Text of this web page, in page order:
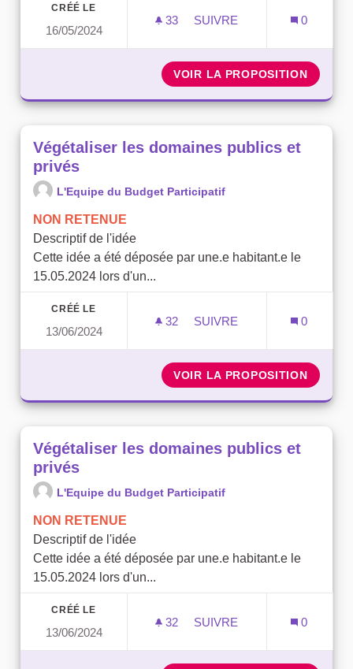
CRÉÉ LE
16/05/2024
33 33 ABONNÉS
SUIVRE
0
VOIR LA PROPOSITION
Végétaliser les domaines publics et
privés
L'Equipe du Budget Participatif
NON RETENUE
Descriptif de l'idée
Cette idée a été déposée par une.e habitant.e le
15.05.2024 lors d'un...
CRÉÉ LE
13/06/2024
32 32 ABONNÉS
SUIVRE
0
VOIR LA PROPOSITION
Végétaliser les domaines publics et
privés
L'Equipe du Budget Participatif
NON RETENUE
Descriptif de l'idée
Cette idée a été déposée par une.e habitant.e le
15.05.2024 lors d'un...
CRÉÉ LE
13/06/2024
32 32 ABONNÉS
SUIVRE
0